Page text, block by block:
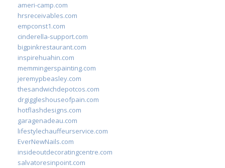
ameri-camp.com
hrsreceivables.com
empconst1.com
cinderella-support.com
bigpinkrestaurant.com
inspirehuahin.com
memmingerspainting.com
jeremypbeasley.com
thesandwichdepotcos.com
drgiggleshouseofpain.com
hotflashdesigns.com
garagenadeau.com
lifestylechauffeurservice.com
EverNewNails.com
insideoutdecoratingcentre.com
salvatoresinpoint.com